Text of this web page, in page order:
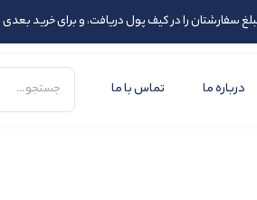
درباره ما تماس با ما